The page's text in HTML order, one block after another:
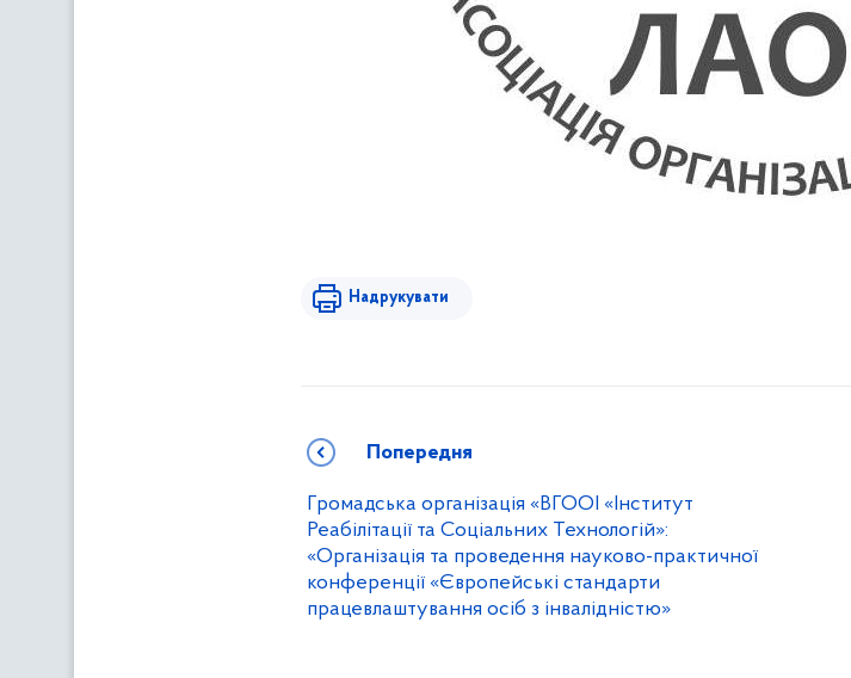
Надрукувати
Попередня
Громадська організація «ВГООІ «Інститут
Реабілітації та Соціальних Технологій»:
«Організація та проведення науково-практичної
конференції «Європейські стандарти
працевлаштування осіб з інвалідністю»